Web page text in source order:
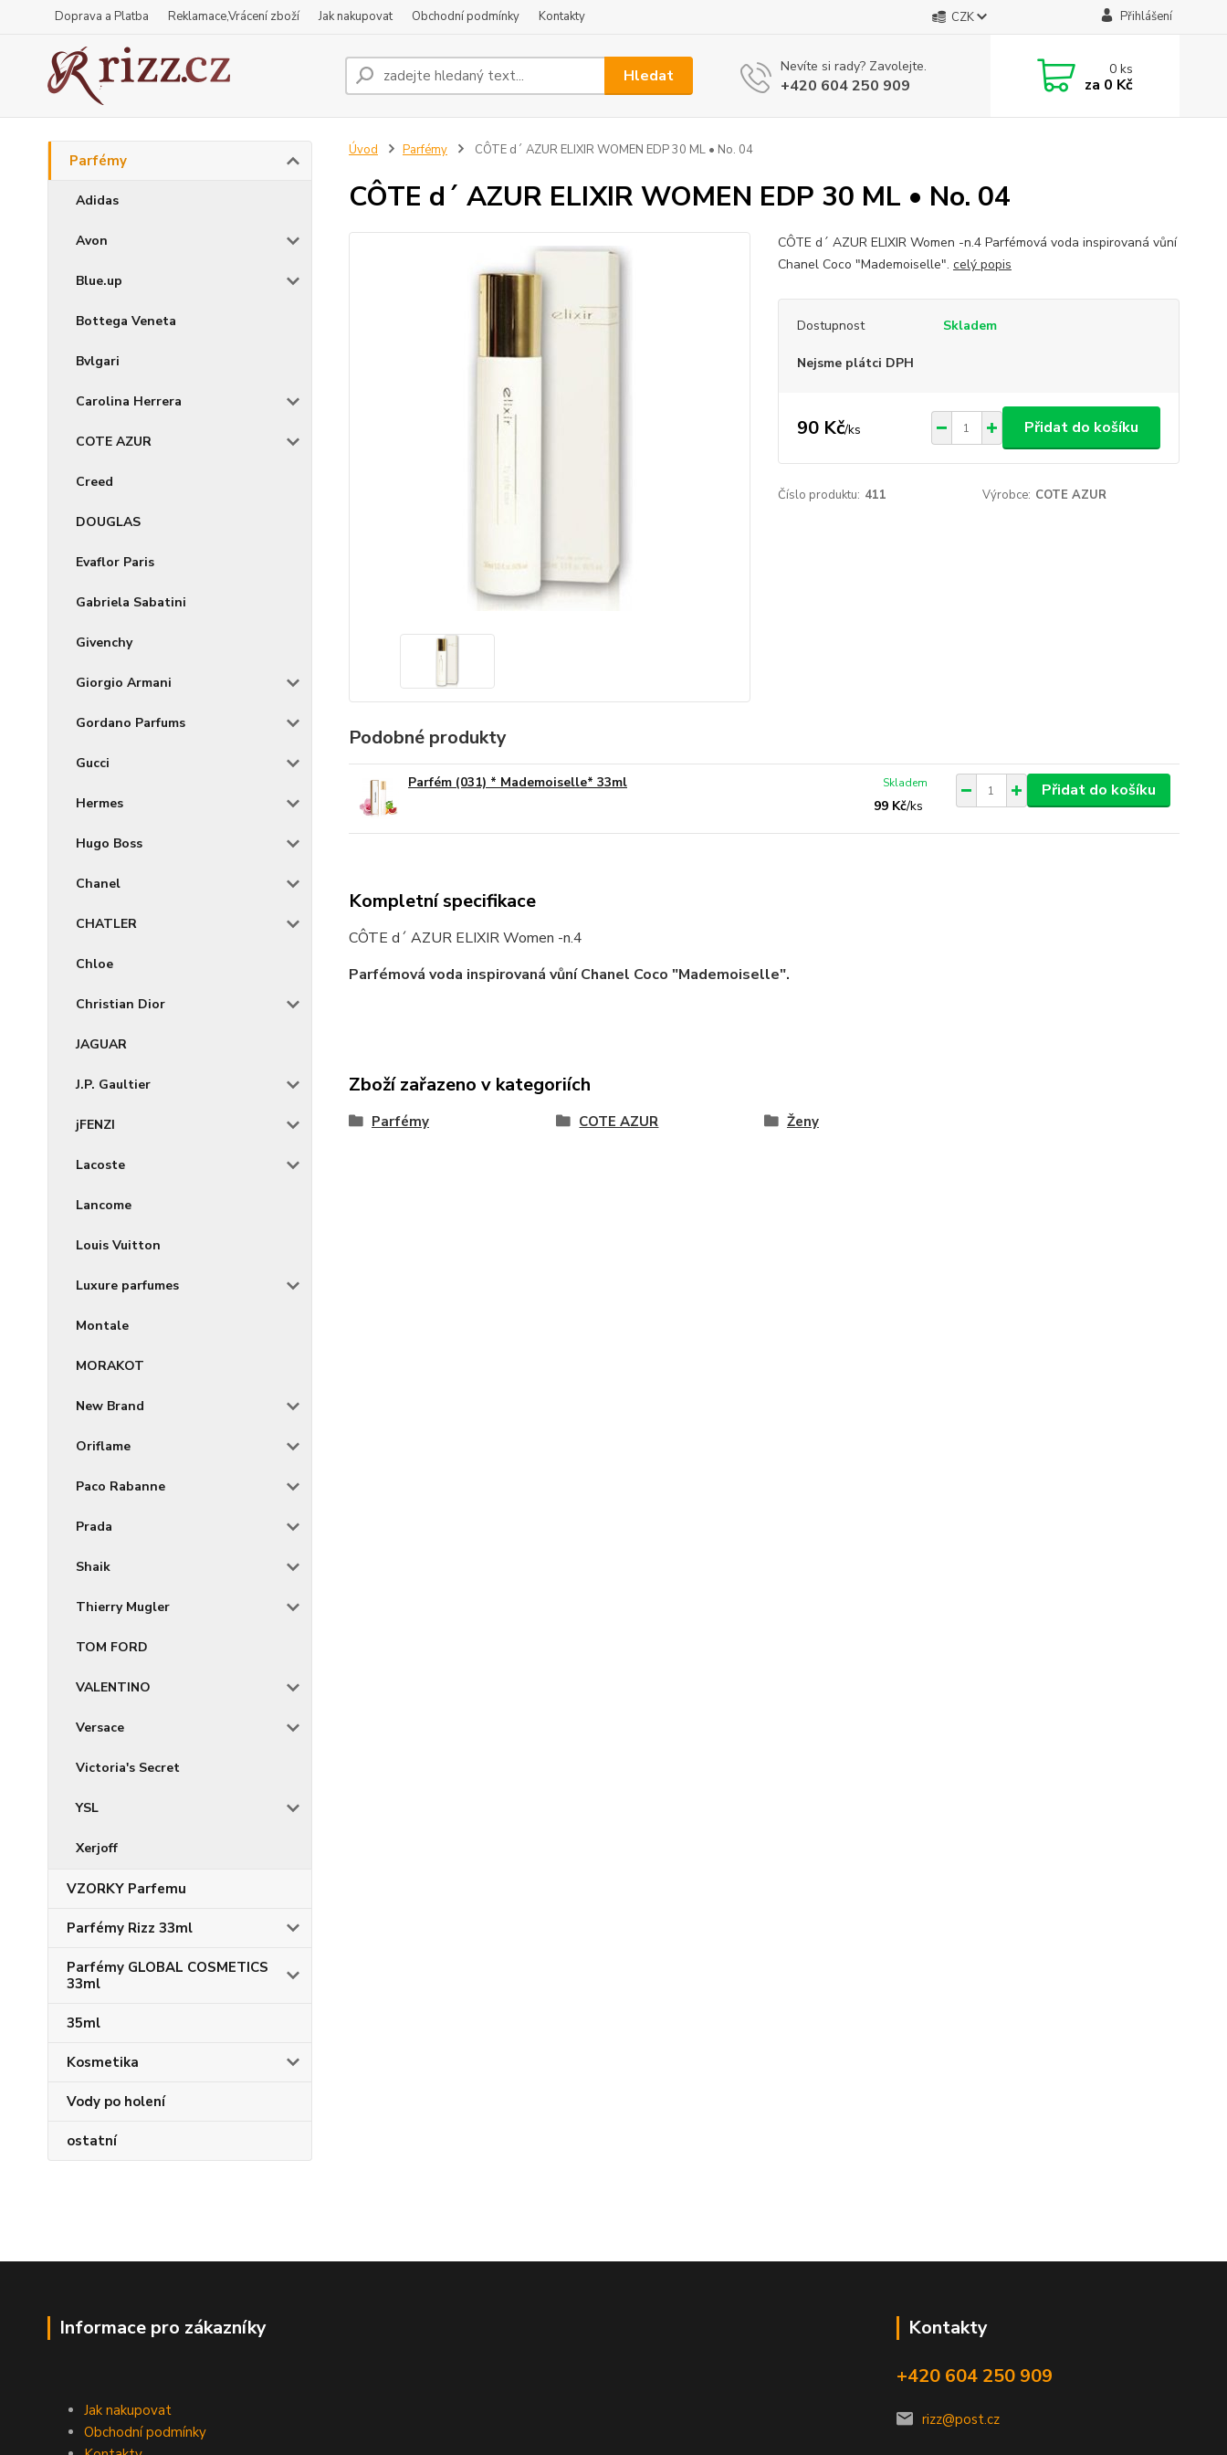
Doprava a Platba Reklamace,Vrácení zboží Jak nakupovat Obchodní podmínky Kontakty CZK Přihlášení
Hledat Nevíte si rady? Zavolejte.
+420 604 250 909
0ks
za 0 Kč
Parfémy
Adidas
Avon
Blue.up
Bottega Veneta
Bvlgari
Carolina Herrera
COTE AZUR
Creed
DOUGLAS
Evaflor Paris
Gabriela Sabatini
Givenchy
Giorgio Armani
Gordano Parfums
Gucci
Hermes
Hugo Boss
Chanel
CHATLER
Chloe
Christian Dior
JAGUAR
J.P. Gaultier
jFENZI
Lacoste
Lancome
Louis Vuitton
Luxure parfumes
Montale
MORAKOT
New Brand
Oriflame
Paco Rabanne
Prada
Shaik
Thierry Mugler
TOM FORD
VALENTINO
Versace
Victoria's Secret
YSL
Xerjoff
VZORKY Parfemu
Parfémy Rizz 33ml
Parfémy GLOBAL COSMETICS
33ml
35ml
Kosmetika
Vody po holení
ostatní
Úvod Parfémy CÔTE d´ AZUR ELIXIR WOMEN EDP 30 ML • No. 04
CÔTE d´ AZUR ELIXIR WOMEN EDP 30 ML • No. 04
CÔTE d´ AZUR ELIXIR Women -n.4 Parfémová voda inspirovaná vůní
Chanel Coco "Mademoiselle". celý popis
Dostupnost Skladem
Nejsme plátci DPH
90 Kč/ks Přidat do košíku
Číslo produktu: 411 Výrobce: COTE AZUR
Podobné produkty
Parfém (031) * Mademoiselle* 33ml
99 Kč/ks
Skladem Přidat do košíku
Kompletní specifikace
CÔTE d´ AZUR ELIXIR Women -n.4
Parfémová voda inspirovaná vůní Chanel Coco "Mademoiselle".
Zboží zařazeno v kategoriích
Parfémy COTE AZUR Ženy
Informace pro zákazníky
Jak nakupovat
Obchodní podmínky
Kontakty
+420 604 250 909
rizz@post.cz